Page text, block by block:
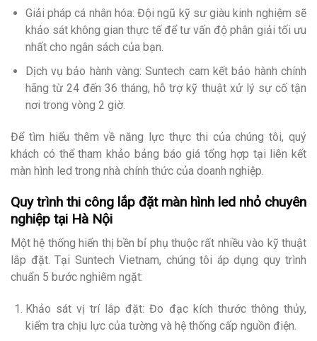
Giải pháp cá nhân hóa: Đội ngũ kỹ sư giàu kinh nghiệm sẽ
khảo sát không gian thực tế để tư vấn độ phân giải tối ưu
nhất cho ngân sách của bạn.
Dịch vụ bảo hành vàng: Suntech cam kết bảo hành chính
hãng từ 24 đến 36 tháng, hỗ trợ kỹ thuật xử lý sự cố tận
nơi trong vòng 2 giờ.
Để tìm hiểu thêm về năng lực thực thi của chúng tôi, quý
khách có thể tham khảo bảng báo giá tổng hợp tại liên kết
màn hình led trong nhà chính thức của doanh nghiệp.
Quy trình thi công lắp đặt màn hình led nhỏ chuyên
nghiệp tại Hà Nội
Một hệ thống hiển thị bền bỉ phụ thuộc rất nhiều vào kỹ thuật
lắp đặt. Tại Suntech Vietnam, chúng tôi áp dụng quy trình
chuẩn 5 bước nghiêm ngặt:
Khảo sát vị trí lắp đặt: Đo đạc kích thước thông thủy,
kiểm tra chịu lực của tường và hệ thống cấp nguồn điện.